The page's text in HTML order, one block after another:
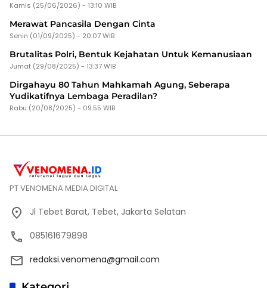
Kamis (25/06/2026) - 13:10 WIB
Merawat Pancasila Dengan Cinta
Senin (01/09/2025) - 20:07 WIB
Brutalitas Polri, Bentuk Kejahatan Untuk Kemanusiaan
Jumat (29/08/2025) - 13:37 WIB
Dirgahayu 80 Tahun Mahkamah Agung, Seberapa
Yudikatifnya Lembaga Peradilan?
Rabu (20/08/2025) - 09:55 WIB
PT VENOMENA MEDIA DIGITAL
Jl Tebet Barat, Tebet, Jakarta Selatan
085161679898
redaksi.venomena@gmail.com